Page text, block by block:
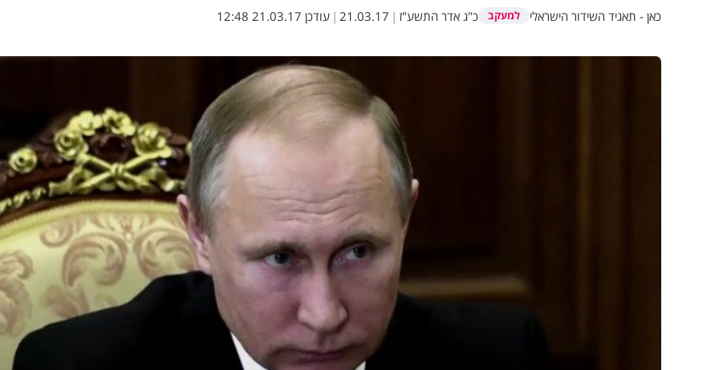
כאן - תאגיד השידור הישראלי למעקב כ"ג אדר התשע"ז |
21.03.17
| עודכן 21.03.17 12:48